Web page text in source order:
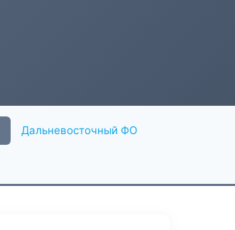
Дальневосточный ФО